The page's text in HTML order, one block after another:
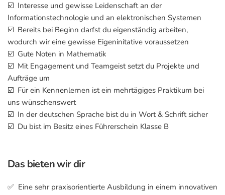
☑️ Interesse und gewisse Leidenschaft an der
Informationstechnologie und an elektronischen Systemen
☑️ Bereits bei Beginn darfst du eigenständig arbeiten,
wodurch wir eine gewisse Eigeninitative voraussetzen
☑️ Gute Noten in Mathematik
☑️ Mit Engagement und Teamgeist setzt du Projekte und
Aufträge um
☑️ Für ein Kennenlernen ist ein mehrtägiges Praktikum bei
uns wünschenswert
☑️ In der deutschen Sprache bist du in Wort & Schrift sicher
☑️ Du bist im Besitz eines Führerschein Klasse B
Das bieten wir dir
✅ Eine sehr praxisorientierte Ausbildung in einem innovativen